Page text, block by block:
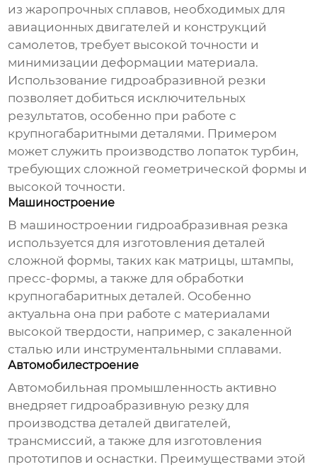
из жаропрочных сплавов, необходимых для
авиационных двигателей и конструкций
самолетов, требует высокой точности и
минимизации деформации материала.
Использование гидроабразивной резки
позволяет добиться исключительных
результатов, особенно при работе с
крупногабаритными деталями. Примером
может служить производство лопаток турбин,
требующих сложной геометрической формы и
высокой точности.
Машиностроение
В машиностроении гидроабразивная резка
используется для изготовления деталей
сложной формы, таких как матрицы, штампы,
пресс-формы, а также для обработки
крупногабаритных деталей. Особенно
актуальна она при работе с материалами
высокой твердости, например, с закаленной
сталью или инструментальными сплавами.
Автомобилестроение
Автомобильная промышленность активно
внедряет гидроабразивную резку для
производства деталей двигателей,
трансмиссий, а также для изготовления
прототипов и оснастки. Преимуществами этой